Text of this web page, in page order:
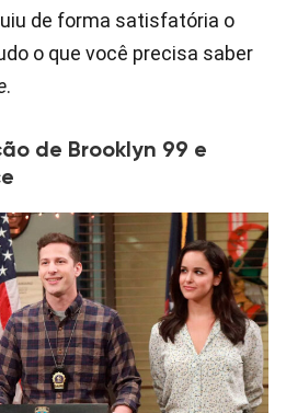
de forma satisfatória o
o que você precisa saber
.
de Brooklyn 99 e